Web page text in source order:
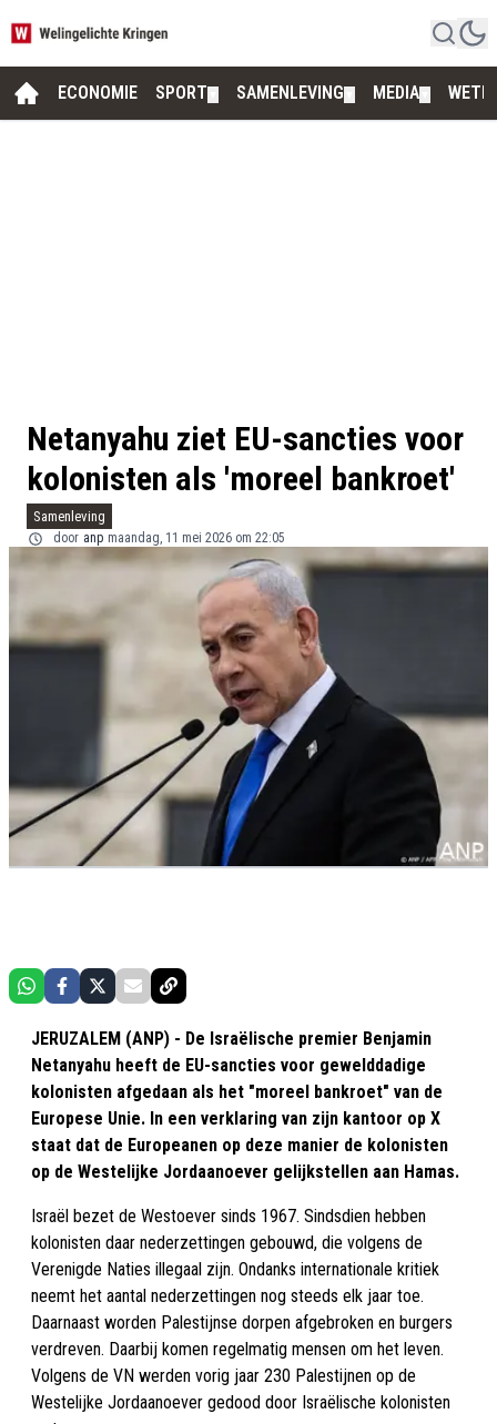
ECONOMIE SPORT SAMENLEVING MEDIA
Netanyahu ziet EU-sancties voor
kolonisten als 'moreel bankroet'
Samenleving
door anp maandag, 11 mei 2026 om 22:05
JERUZALEM (ANP) - De Israëlische premier Benjamin
Netanyahu heeft de EU-sancties voor gewelddadige
kolonisten afgedaan als het "moreel bankroet" van de
Europese Unie. In een verklaring van zijn kantoor op X
staat dat de Europeanen op deze manier de kolonisten
op de Westelijke Jordaanoever gelijkstellen aan Hamas.
Israël bezet de Westoever sinds 1967. Sindsdien hebben
kolonisten daar nederzettingen gebouwd, die volgens de
Verenigde Naties illegaal zijn. Ondanks internationale kritiek
neemt het aantal nederzettingen nog steeds elk jaar toe.
Daarnaast worden Palestijnse dorpen afgebroken en burgers
verdreven. Daarbij komen regelmatig mensen om het leven.
Volgens de VN werden vorig jaar 230 Palestijnen op de
Westelijke Jordaanoever gedood door Israëlische kolonisten